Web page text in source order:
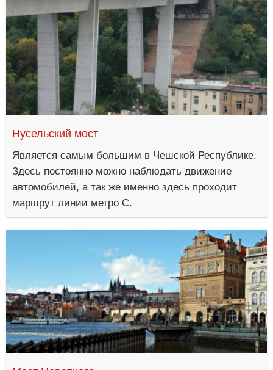
Нусельский мост
Является самым большим в Чешской Республике.
Здесь постоянно можно наблюдать движение
автомобилей, а так же именно здесь проходит
маршрут линии метро C.